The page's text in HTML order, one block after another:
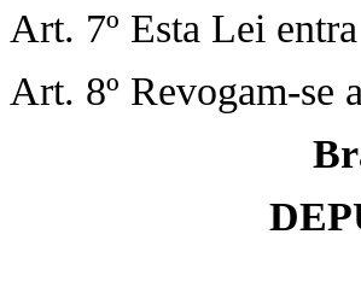
Art. 7º Esta Lei
Art. 8º Revogam-se